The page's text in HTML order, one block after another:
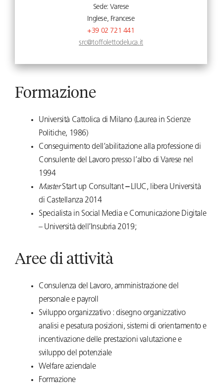
Sede: Varese
Inglese, Francese
+39 02 721 441
src@toffolettodeluca.it
Formazione
Università Cattolica di Milano (Laurea in Scienze
Politiche, 1986)
Conseguimento dell’abilitazione alla professione di
Consulente del Lavoro presso l’albo di Varese nel
1994
MasterStart up Consultant– LIUC, libera Università
di Castellanza 2014
Specialista in Social Media e Comunicazione Digitale
– Università dell’Insubria 2019;
Aree di attività
Consulenza del Lavoro, amministrazione del
personale e payroll
Sviluppo organizzativo : disegno organizzativo
analisi e pesatura posizioni, sistemi di orientamento e
incentivazione delle prestazioni valutazione e
sviluppo del potenziale
Welfare aziendale
Formazione